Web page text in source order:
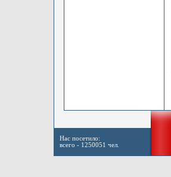
Нас посетило:
всего - 1250051 чел.